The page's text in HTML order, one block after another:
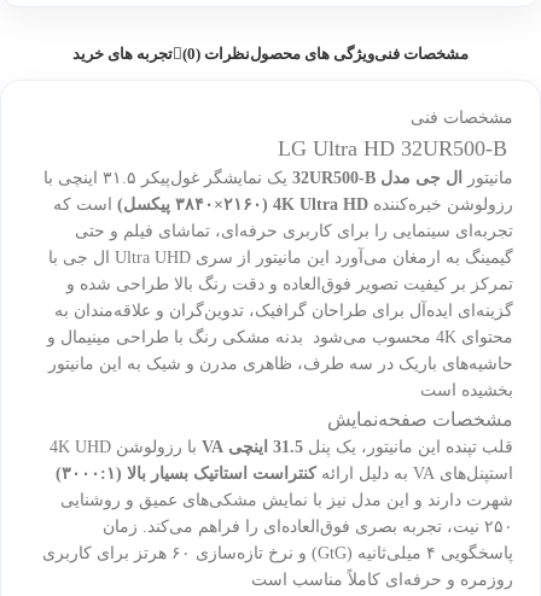
مشخصات فنیویژگی های محصولنظرات (0) تجربه های خرید
مشخصات فنی
مانیتور ال جی مدل 32UR500-B
یک نمایشگر غول‌پیکر ۳۱.۵ اینچی با
رزولوشن خیره‌کننده 4K Ultra HD (۳۸۴۰×۲۱۶۰ پیکسل)
است که
تجربه‌ای سینمایی را برای کاربری حرفه‌ای، تماشای فیلم و حتی
گیمینگ به ارمغان می‌آورد این مانیتور از سری Ultra UHD ال جی با
تمرکز بر کیفیت تصویر فوق‌العاده و دقت رنگ بالا طراحی شده و
گزینه‌ای ایده‌آل برای طراحان گرافیک، تدوین‌گران و علاقه‌مندان به
محتوای 4K محسوب می‌شود بدنه مشکی رنگ با طراحی مینیمال و
حاشیه‌های باریک در سه طرف، ظاهری مدرن و شیک به این مانیتور
بخشیده است
مشخصات صفحه‌نمایش
قلب تپنده این مانیتور، یک پنل 31.5 اینچی VA
با رزولوشن 4K UHD
استپنل‌های VA به دلیل ارائه
کنتراست استاتیک بسیار بالا (۳۰۰۰:۱)
شهرت دارند و این مدل نیز با نمایش مشکی‌های عمیق و روشنایی
۲۵۰ نیت، تجربه بصری فوق‌العاده‌ای را فراهم می‌کند. زمان
پاسخگویی ۴ میلی‌ثانیه (GtG) و نرخ تازه‌سازی ۶۰ هرتز برای کاربری
روزمره و حرفه‌ای کاملاً مناسب است